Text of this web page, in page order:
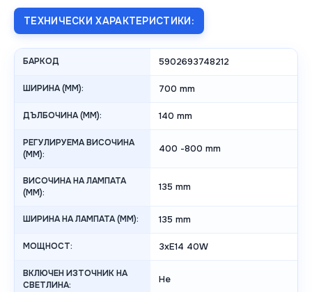
ТЕХНИЧЕСКИ ХАРАКТЕРИСТИКИ:
БАРКОД 5902693748212
ШИРИНА (MM): 700 mm
ДЪЛБОЧИНА (MM): 140 mm
РЕГУЛИРУЕМА ВИСОЧИНА
(MM):
400 -800 mm
ВИСОЧИНА НА ЛАМПАТА
(MM):
135 mm
ШИРИНА НА ЛАМПАТА (MM): 135 mm
МОЩНОСТ: 3xE14 40W
ВКЛЮЧЕН ИЗТОЧНИК НА
СВЕТЛИНА:
Не